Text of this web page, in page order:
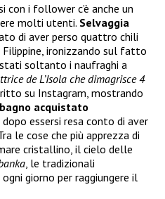
con i follower c’è anche un
molti utenti. Selvaggia
di aver perso quattro chili
ironizzando sul fatto
soltanto i naufraghi a
de L’Isola che dimagrisce 4
su Instagram, mostrando
acquistato
dopo essersi resa conto di aver
le cose che più apprezza di
cristallino, il cielo delle
, le tradizionali
giorno per raggiungere il